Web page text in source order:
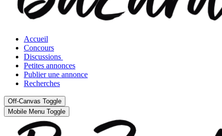
Accueil
Concours
Discussions
Petites annonces
Publier une annonce
Recherches
Off-Canvas Toggle
Mobile Menu Toggle